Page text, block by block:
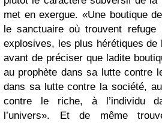
met en exergue. «Une boutique
le sanctuaire où trouvent
explosives, les plus hérétiques de
avant de préciser que ladite
au prophète dans sa lutte contre
dans sa lutte contre la société,
contre le riche, à l’individu
l’univers». Et de même